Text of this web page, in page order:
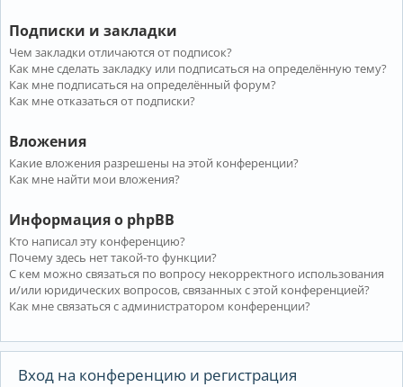
Подписки и закладки
Чем закладки отличаются от подписок?
Как мне сделать закладку или подписаться на определённую тему?
Как мне подписаться на определённый форум?
Как мне отказаться от подписки?
Вложения
Какие вложения разрешены на этой конференции?
Как мне найти мои вложения?
Информация о phpBB
Кто написал эту конференцию?
Почему здесь нет такой-то функции?
С кем можно связаться по вопросу некорректного использования
и/или юридических вопросов, связанных с этой конференцией?
Как мне связаться с администратором конференции?
Вход на конференцию и регистрация